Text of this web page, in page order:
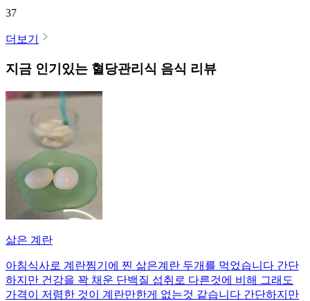
37
더보기
지금 인기있는 혈당관리식 음식 리뷰
삶은 계란
아침식사로 계란찜기에 찐 삶은계란 두개를 먹었습니다 간단
하지만 건강을 꽉 채운 단백질 섭취로 다른것에 비해 그래도
가격이 저렴한 것이 계란만한게 없는것 같습니다 간단하지만